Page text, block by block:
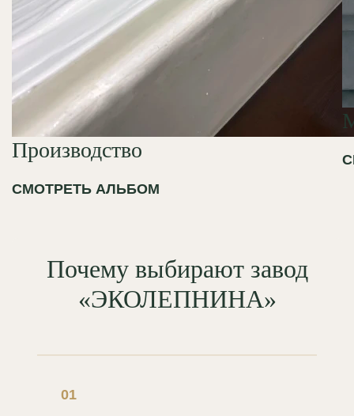
Производство
СМОТРЕТЬ АЛЬБОМ
Почему выбирают завод
«ЭКОЛЕПНИНА»
01